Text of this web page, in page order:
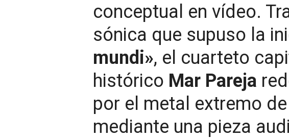
conceptual en vídeo.
sónica que supuso la
mundi», el cuarteto
histórico Mar Pareja
por el metal extremo
mediante una pieza